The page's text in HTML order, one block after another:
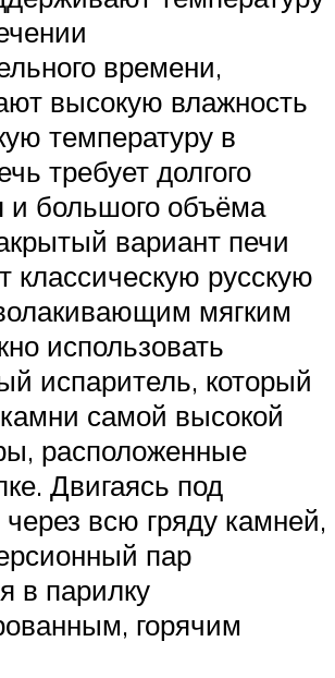
времени,
высокую влажность
температуру в
требует долгого
и большого объёма
вариант печи
классическую русскую
мягким
использовать
испаритель, который
самой высокой
расположенные
Двигаясь под
всю гряду камней,
пар
в парилку
горячим